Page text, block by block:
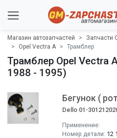
Магазин автозапчастей Запчасти
Opel Vectra A
Трамблер
Трамблер Opel Vectra
1988 - 1995)
Бегунок (
Dello 01-
Применение:
Номер детали: 12